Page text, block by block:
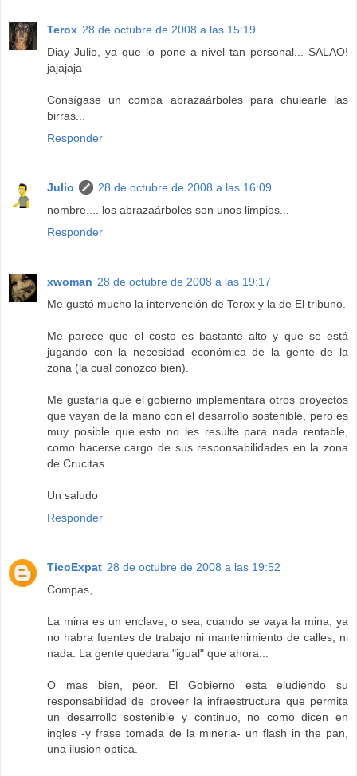
Terox 28 de octubre de 2008 a las 15:19
Diay Julio, ya que lo pone a nivel tan personal... SALAO!
jajajaja
Consígase un compa abrazaárboles para chulearle las
birras...
Responder
Julio
28 de octubre de 2008 a las 16:09
nombre.... los abrazaárboles son unos limpios...
Responder
xwoman 28 de octubre de 2008 a las 19:17
Me gustó mucho la intervención de Terox y la de El tribuno.
Me parece que el costo es bastante alto y que se está
jugando con la necesidad económica de la gente de la
zona (la cual conozco bien).
Me gustaría que el gobierno implementara otros proyectos
que vayan de la mano con el desarrollo sostenible, pero es
muy posible que esto no les resulte para nada rentable,
como hacerse cargo de sus responsabilidades en la zona
de Crucitas.
Un saludo
Responder
TicoExpat 28 de octubre de 2008 a las 19:52
Compas,
La mina es un enclave, o sea, cuando se vaya la mina, ya
no habra fuentes de trabajo ni mantenimiento de calles, ni
nada. La gente quedara "igual" que ahora...
O mas bien, peor. El Gobierno esta eludiendo su
responsabilidad de proveer la infraestructura que permita
un desarrollo sostenible y continuo, no como dicen en
ingles -y frase tomada de la mineria- un flash in the pan,
una ilusion optica.